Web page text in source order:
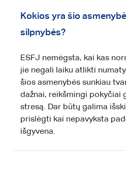
Kokios yra šio
silpnybės?
ESFJ nemėgsta, kai kas
jie negali laiku atlikti
šios asmenybės sunkiau
dažnai, reikšmingi pokyčiai
stresą. Dar būtų galima
prislėgti kai nepavyksta
išgyvena.